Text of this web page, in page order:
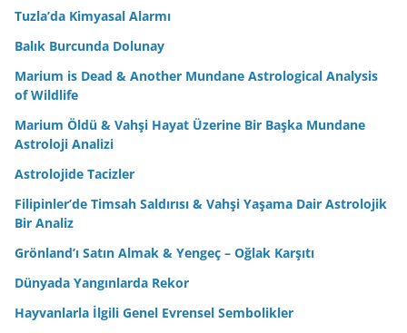
Tuzla’da Kimyasal Alarmı
Balık Burcunda Dolunay
Marium is Dead & Another Mundane Astrological Analysis
of Wildlife
Marium Öldü & Vahşi Hayat Üzerine Bir Başka Mundane
Astroloji Analizi
Astrolojide Tacizler
Filipinler’de Timsah Saldırısı & Vahşi Yaşama Dair Astrolojik
Bir Analiz
Grönland’ı Satın Almak & Yengeç – Oğlak Karşıtı
Dünyada Yangınlarda Rekor
Hayvanlarla İlgili Genel Evrensel Sembolikler